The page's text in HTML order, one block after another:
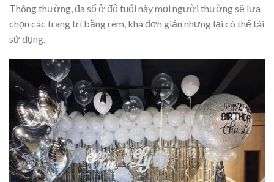
Thông thường, đa số ở độ tuổi này mọi người thường sẽ lựa
chọn các trang trí bằng rèm, khá đơn giản nhưng lại có thể tái
sử dụng.